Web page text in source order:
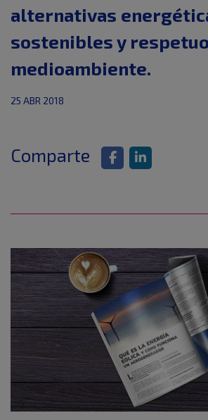
alternativas
sostenibles y
medioambiente.
25 ABR 2018
Comparte